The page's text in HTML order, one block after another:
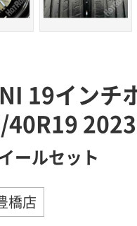
19インチ
40R19
ールセット
橋店